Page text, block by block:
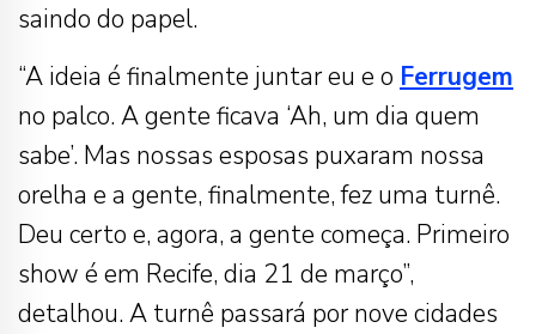
saindo do papel.
“A ideia é finalmente juntar eu e o Ferrugem
no palco. A gente ficava ‘Ah, um dia quem
sabe’. Mas nossas esposas puxaram nossa
orelha e a gente, finalmente, fez uma turnê.
Deu certo e, agora, a gente começa. Primeiro
show é em Recife, dia 21 de março”,
detalhou. A turnê passará por nove cidades